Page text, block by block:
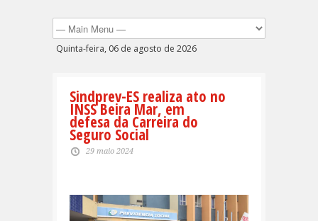
Quinta-feira, 06 de agosto de 2026
Sindprev-ES realiza ato no
INSS Beira Mar, em
defesa da Carreira do
Seguro Social
29 maio 2024